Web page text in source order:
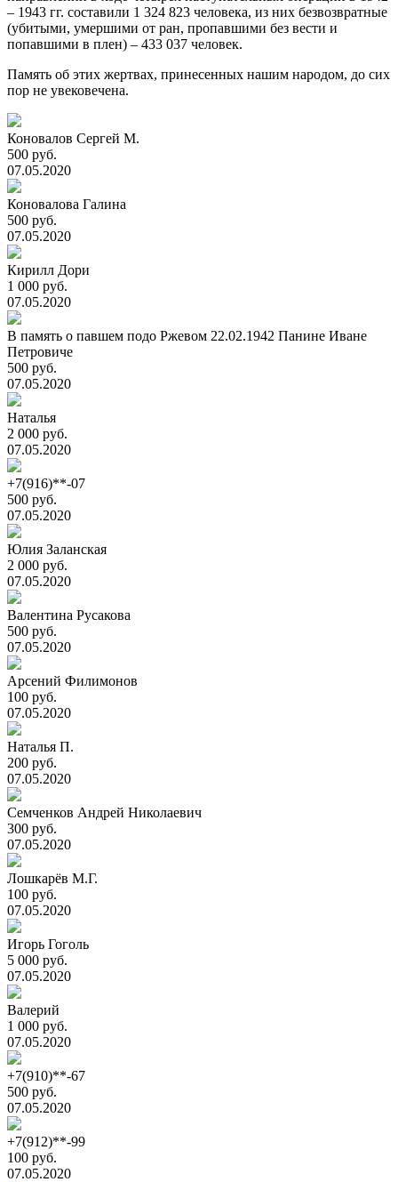
– 1943 гг. составили 1 324 823 человека, из них безвозвратные
(убитыми, умершими от ран, пропавшими без вести и
попавшими в плен) – 433 037 человек.
Память об этих жертвах, принесенных нашим народом, до сих
пор не увековечена.
Коновалов Сергей М.
500 руб.
07.05.2020
Коновалова Галина
500 руб.
07.05.2020
Кирилл Дори
1 000 руб.
07.05.2020
В память о павшем подо Ржевом 22.02.1942 Панине Иване
Петровиче
500 руб.
07.05.2020
Наталья
2 000 руб.
07.05.2020
+7(916)**-07
500 руб.
07.05.2020
Юлия Заланская
2 000 руб.
07.05.2020
Валентина Русакова
500 руб.
07.05.2020
Арсений Филимонов
100 руб.
07.05.2020
Наталья П.
200 руб.
07.05.2020
Семченков Андрей Николаевич
300 руб.
07.05.2020
Лошкарёв М.Г.
100 руб.
07.05.2020
Игорь Гоголь
5 000 руб.
07.05.2020
Валерий
1 000 руб.
07.05.2020
+7(910)**-67
500 руб.
07.05.2020
+7(912)**-99
100 руб.
07.05.2020